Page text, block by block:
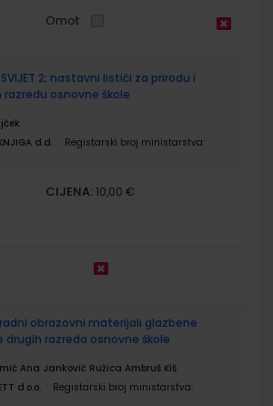
Omot
SVIJET 2; nastavni listići za prirodu i
osnovne škole
d.d.
Registarski broj ministarstva:
CIJENA: 10,00 €
radni obrazovni materijali glazbene
drugih razreda osnovne škole
Ana Janković Ružica Ambruš Kiš
d.o.o. Registarski broj ministarstva: